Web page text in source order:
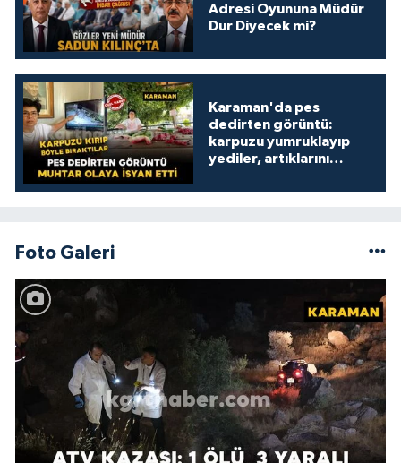
Adresi Oyununa Müdür
Dur Diyecek mi?
Karaman'da pes
dedirten görüntü:
karpuzu yumruklayıp
yediler, artıklarını
Foto Galeri